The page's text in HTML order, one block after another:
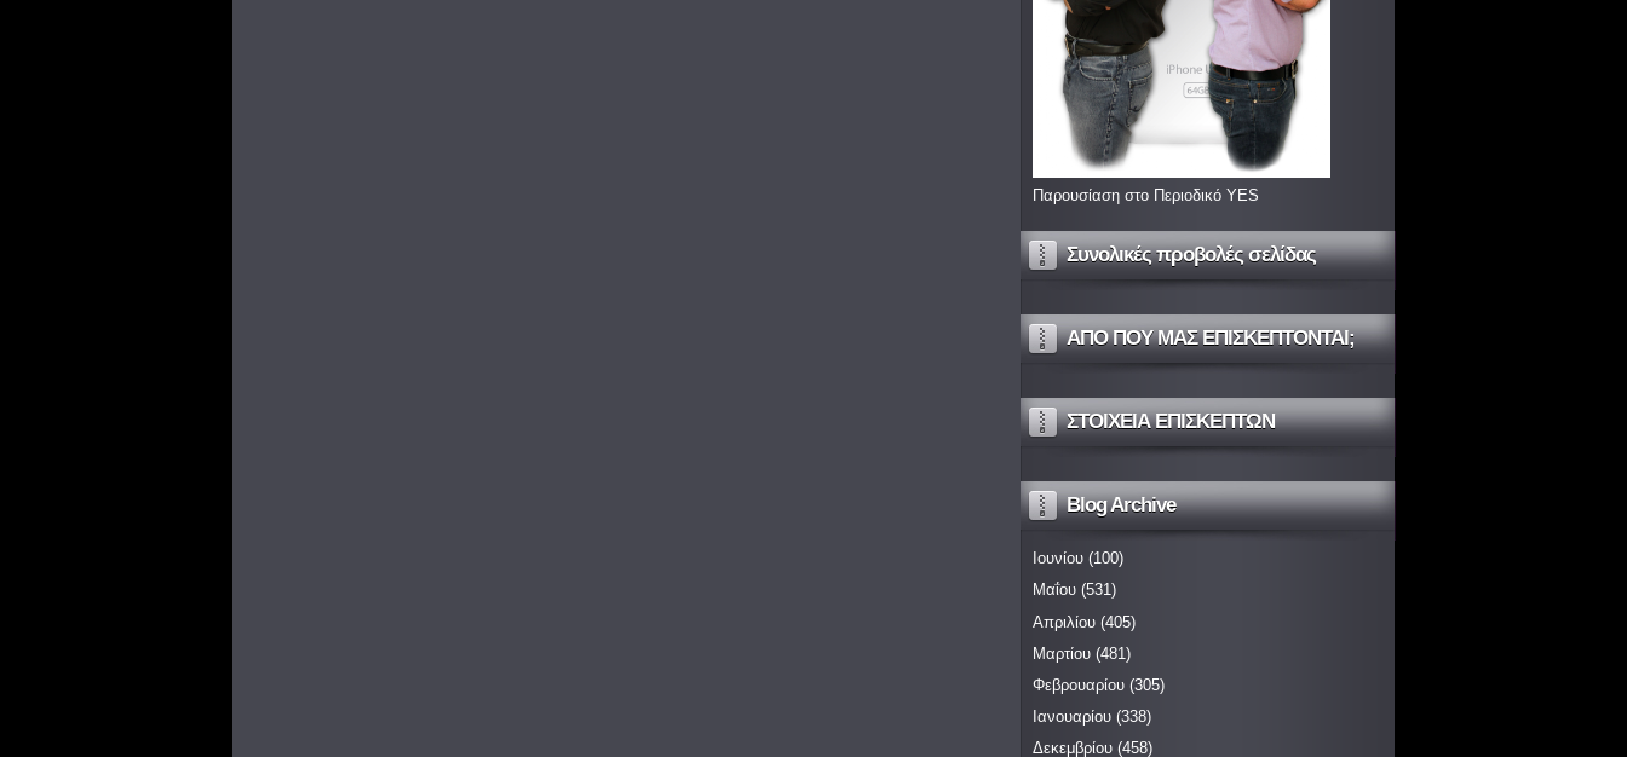
Παρουσίαση στο Περιοδικό YES
Συνολικές προβολές σελίδας
ΑΠΟ ΠΟΥ ΜΑΣ ΕΠΙΣΚΕΠΤΟΝΤΑΙ;
ΣΤΟΙΧΕΙΑ ΕΠΙΣΚΕΠΤΩΝ
Blog Archive
Ιουνίου (100)
Μαΐου (531)
Απριλίου (405)
Μαρτίου (481)
Φεβρουαρίου (305)
Ιανουαρίου (338)
Δεκεμβρίου (458)